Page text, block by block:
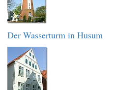
Der Wasserturm in Husum